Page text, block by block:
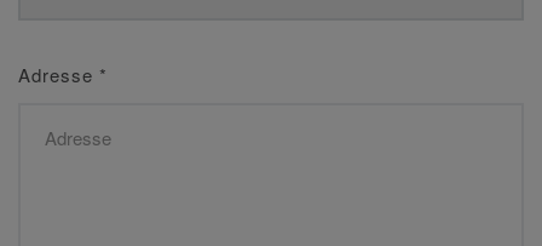
Adresse *